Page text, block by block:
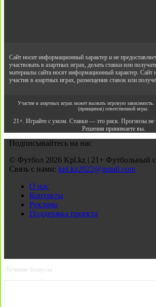
Сайт носит информационный характер и не
участвовать в азартных играх, делать ставки или
материалы сайта носят информационный характер. Сайт
участия в азартных играх, размещения ставок или
Участие в азартных играх может вызвать игровую
(принципов) ответственной игры.
21+. Играйте с умом. Ставки — это риск. Прогнозы не
Решения принимаете вы.
Подписывайтесь на нас
© Футбол 2026 Kpl.kz | 21+ Футбольный
Связь с нами: kpl.kz2022@gmail.com
О нас
Контакты
Реклама
Поддержка проекта
Лучшие бонусы